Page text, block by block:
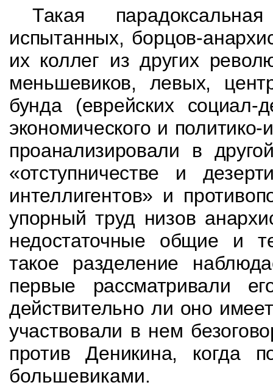
Такая
испытанных, борцов-
их коллег из других
меньшевиков, левых,
бунда (еврейских социал-
экономического и
проанализировали в
«отступничестве и
интеллигентов» и
упорный труд низов
недостаточные общие и
такое разделение
первые рассматривали
действительно ли оно
участвовали в нем
против Деникина, когда
большевиками.